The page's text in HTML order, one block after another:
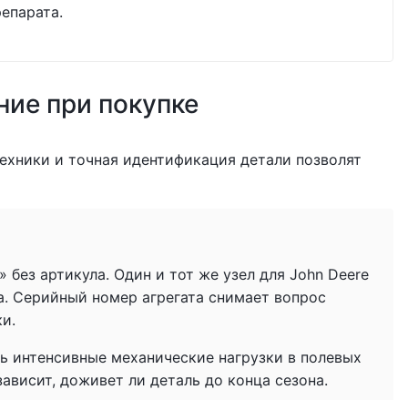
при покупке
и точная идентификация детали позволят
артикула. Один и тот же узел для John Deere
номер агрегата снимает вопрос
интенсивные механические нагрузки в полевых
доживет ли деталь до конца сезона.